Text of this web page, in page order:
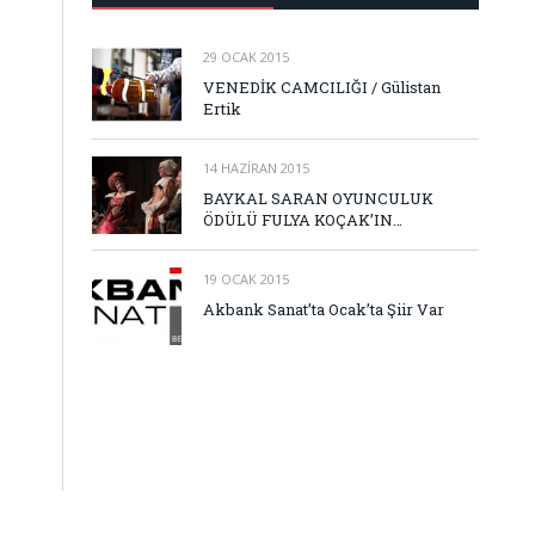
29 OCAK 2015
VENEDİK CAMCILIĞI / Gülistan
Ertik
14 HAZIRAN 2015
BAYKAL SARAN OYUNCULUK
ÖDÜLÜ FULYA KOÇAK’IN…
19 OCAK 2015
Akbank Sanat’ta Ocak’ta Şiir Var